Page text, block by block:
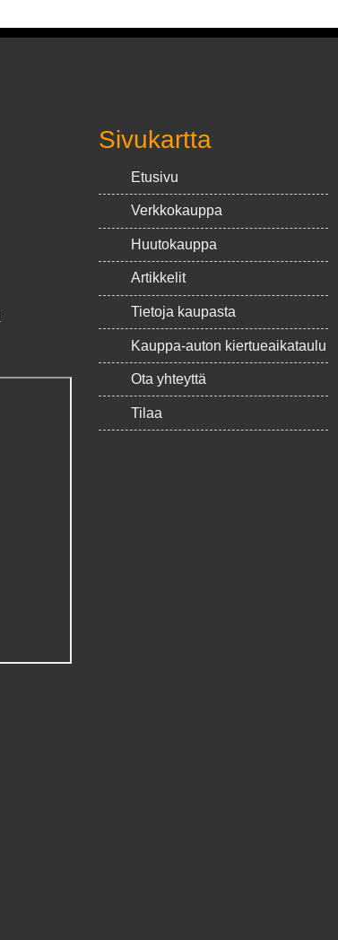
Sivukartta
Etusivu
Verkkokauppa
Huutokauppa
Artikkelit
Tietoja kaupasta
Kauppa-auton kiertueaikataulu
Ota yhteyttä
Tilaa